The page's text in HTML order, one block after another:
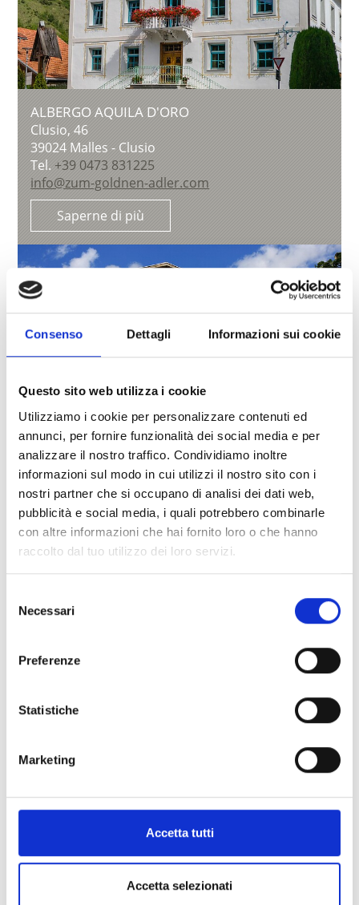
Consenso Dettagli Informazioni sui cookie
Questo sito web utilizza i cookie
Utilizziamo i cookie per personalizzare contenuti ed
annunci, per fornire funzionalità dei social media e per
analizzare il nostro traffico. Condividiamo inoltre
informazioni sul modo in cui utilizzi il nostro sito con i
nostri partner che si occupano di analisi dei dati web,
pubblicità e social media, i quali potrebbero combinarle
con altre informazioni che hai fornito loro o che hanno
raccolto dal tuo utilizzo dei loro servizi.
delNecessari
Preferenze
Statistiche
Marketing
Accetta tutti
Accetta selezionati
ALBERGO AQUILA D'ORO
Clusio, 46
39024 Malles - Clusio
Tel. +39 0473 831225
info@zum-goldnen-adler.com
Saperne di più
B&B HAUS ANNA
Via del bosco 10
39027 San Valentino alla Muta
haus.anna@rolmail.net
Saperne di più
MAIRHOF - FLOWFARMVENUSTA